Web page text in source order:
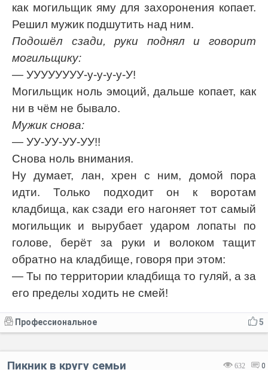
как могильщик яму для захоронения копает.
Решил мужик подшутить над ним.
Подошёл сзади, руки поднял и говорит
могильщику:
— УУУУУУУУ-у-у-у-у-У!
Могильщик ноль эмоций, дальше копает, как
ни в чём не бывало.
Мужик снова:
— УУ-УУ-УУ-УУ!!
Снова ноль внимания.
Ну думает, лан, хрен с ним, домой пора
идти. Только подходит он к воротам
кладбища, как сзади его нагоняет тот самый
могильщик и вырубает ударом лопаты по
голове, берёт за руки и волоком тащит
обратно на кладбище, говоря при этом:
— Ты по территории кладбища то гуляй, а за
его пределы ходить не смей!
5
Профессиональное
632 0
Пикник в кругу семьи